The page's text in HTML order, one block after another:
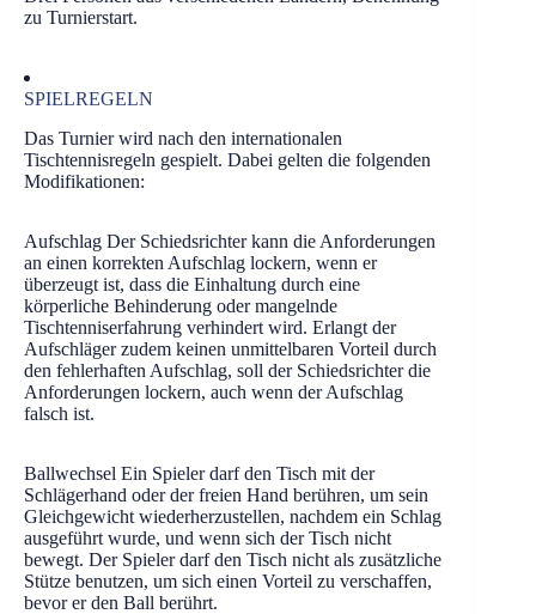
zu Turnierstart.
SPIELREGELN
Das Turnier wird nach den internationalen
Tischtennisregeln gespielt. Dabei gelten die folgenden
Modifikationen:
Aufschlag Der Schiedsrichter kann die Anforderungen
an einen korrekten Aufschlag lockern, wenn er
überzeugt ist, dass die Einhaltung durch eine
körperliche Behinderung oder mangelnde
Tischtenniserfahrung verhindert wird. Erlangt der
Aufschläger zudem keinen unmittelbaren Vorteil durch
den fehlerhaften Aufschlag, soll der Schiedsrichter die
Anforderungen lockern, auch wenn der Aufschlag
falsch ist.
Ballwechsel Ein Spieler darf den Tisch mit der
Schlägerhand oder der freien Hand berühren, um sein
Gleichgewicht wiederherzustellen, nachdem ein Schlag
ausgeführt wurde, und wenn sich der Tisch nicht
bewegt. Der Spieler darf den Tisch nicht als zusätzliche
Stütze benutzen, um sich einen Vorteil zu verschaffen,
bevor er den Ball berührt.